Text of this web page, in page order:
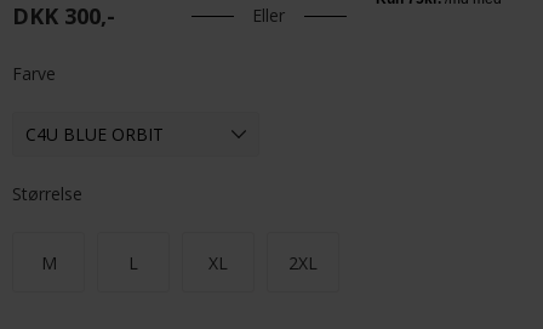
DKK 300,- Eller
Farve
Størrelse
M L XL 2XL